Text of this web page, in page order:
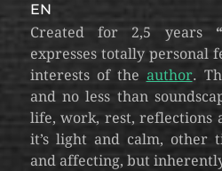
EN
Created for 2,5 years
expresses totally personal
interests of the author.
and no less than
life, work, rest, reflections
it’s light and calm, other
and affecting, but